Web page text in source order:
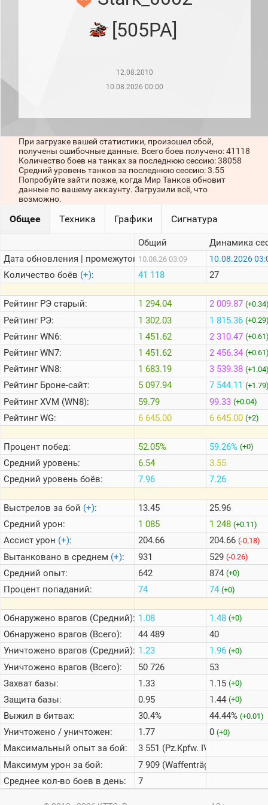
игроков
Кланы
Статистика
стримеров
Информация
Онлайн
Цветовая
шкала
Теlegram
ВК
Портал
Мира
Танков
[505PA]
12.08.2010
10.08.2026 00:00
При загрузке вашей статистики, произошел сбой,
получены ошибочные данные. Всего боев получено: 41118
Количество боев на танках за последнюю сессию: 38058
Средний уровень танков за последнюю сессию: 3.55
Попробуйте зайти позже, когда Мир Танков обновит
данные по вашему аккаунту. Загрузили всё, что
возможно.
Общее Техника Графики Сигнатура
Дата обновления | промежуток:
Количество боёв (+):
РейтингРЭ старый:
РейтингРЭ:
РейтингWN6:
РейтингWN7:
РейтингWN8:
РейтингБроне-сайт:
РейтингXVM (WN8):
РейтингWG:
Процент побед:
Средний уровень:
Средний уровень боёв:
Выстрелов за бой (+):
Средний урон:
Ассист урон (+):
Вытанковано в среднем (+):
Средний опыт:
Процент попаданий:
Обнаружено врагов (Средний):
Обнаружено врагов (Всего):
Уничтожено врагов (Средний):
Уничтожено врагов (Всего):
Захват базы:
Защита базы:
Выжил в битвах:
Уничтожено / уничтожен:
Максимальный опыт за бой:
Максимум урон за бой:
Среднее кол-во боев в день:
Общий
10.08.26 03:09
41 118
1 294.04
1 302.03
1 451.62
1 451.62
1 683.19
5 097.94
59.79
6 645.00
52.05%
6.54
7.96
13.45
1 085
204.66
931
642
74
1.08
44 489
1.23
50 726
1.33
0.95
30.4%
1.77
3 551 (Pz.Kpfw. IV Ausf. A)
7 909 (Waffenträger auf E 100)
7
Динамика
10.08.2026
27
2 009.87
1 815.36
2 310.47
2 456.34
3 539.38
7 544.11
99.33 (+0.04)
6 645.00 (+2)
59.26% (+0)
3.55
7.26
25.96
1 248 (+0.11)
204.66 (-0.18)
529 (-0.26)
874 (+0)
74 (+0)
1.48 (+0)
40
1.96 (+0)
53
1.15 (+0)
1.44 (+0)
44.44% (+0.01)
0 (+0)